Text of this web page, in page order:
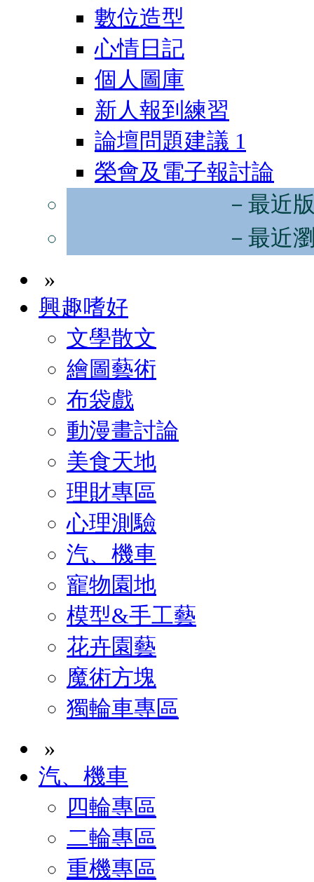
數位造型
心情日記
個人圖庫
新人報到練習
論壇問題建議 1
榮會及電子報討論
－最近
－最近
»
興趣嗜好
文學散文
繪圖藝術
布袋戲
動漫畫討論
美食天地
理財專區
心理測驗
汽、機車
寵物園地
模型&手工藝
花卉園藝
魔術方塊
獨輪車專區
»
汽、機車
四輪專區
二輪專區
重機專區